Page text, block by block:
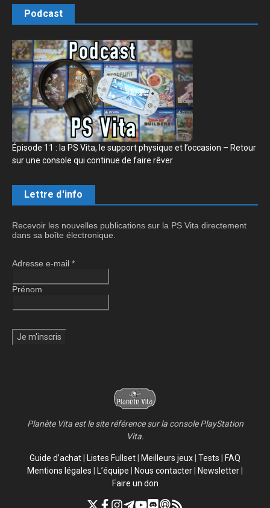
Podcast
Épisode 11 : la PS Vita, le support physique et l’occasion – Retour
sur une console qui continue de faire rêver
Lettre d'info
Recevoir les nouvelles publications sur la PS Vita directement
dans sa boîte électronique.
Adresse e-mail *
Prénom
Planète Vita est le site référence sur la console PlayStation
Vita.
Guide d’achat| Listes Fullset| Meilleurs jeux| Tests | FAQ
Mentions légales | L’équipe | Nous contacter| Newsletter|
Faire un don